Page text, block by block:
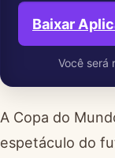
Baixar
Você será
A Copa do
espetáculo do